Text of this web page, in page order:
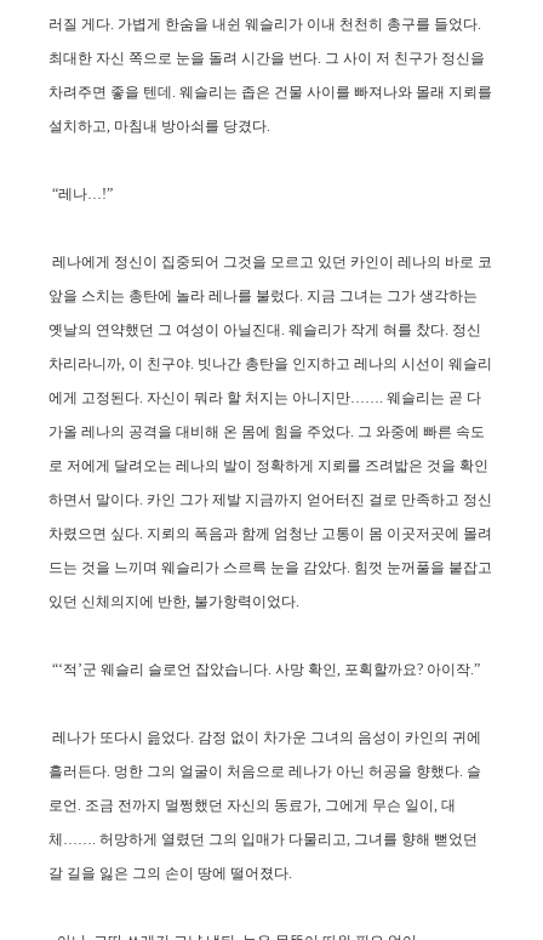
러질 게다. 가볍게 한숨을 내쉰 웨슬리가 이내 천천히 총구를 들었다.
최대한 자신 쪽으로 눈을 돌려 시간을 번다. 그 사이 저 친구가 정신을
차려주면 좋을 텐데. 웨슬리는 좁은 건물 사이를 빠져나와 몰래 지뢰를
설치하고, 마침내 방아쇠를 당겼다.
“레나…!”
레나에게 정신이 집중되어 그것을 모르고 있던 카인이 레나의 바로 코
앞을 스치는 총탄에 놀라 레나를 불렀다. 지금 그녀는 그가 생각하는
옛날의 연약했던 그 여성이 아닐진대. 웨슬리가 작게 혀를 찼다. 정신
차리라니까, 이 친구야. 빗나간 총탄을 인지하고 레나의 시선이 웨슬리
에게 고정된다. 자신이 뭐라 할 처지는 아니지만……. 웨슬리는 곧 다
가올 레나의 공격을 대비해 온 몸에 힘을 주었다. 그 와중에 빠른 속도
로 저에게 달려오는 레나의 발이 정확하게 지뢰를 즈려밟은 것을 확인
하면서 말이다. 카인 그가 제발 지금까지 얻어터진 걸로 만족하고 정신
차렸으면 싶다. 지뢰의 폭음과 함께 엄청난 고통이 몸 이곳저곳에 몰려
드는 것을 느끼며 웨슬리가 스르륵 눈을 감았다. 힘껏 눈꺼풀을 붙잡고
있던 신체의지에 반한, 불가항력이었다.
“‘적’군 웨슬리 슬로언 잡았습니다. 사망 확인, 포획할까요? 아이작.”
레나가 또다시 읊었다. 감정 없이 차가운 그녀의 음성이 카인의 귀에
흘러든다. 멍한 그의 얼굴이 처음으로 레나가 아닌 허공을 향했다. 슬
로언. 조금 전까지 멀쩡했던 자신의 동료가, 그에게 무슨 일이, 대
체……. 허망하게 열렸던 그의 입매가 다물리고, 그녀를 향해 뻗었던
갈 길을 잃은 그의 손이 땅에 떨어졌다.